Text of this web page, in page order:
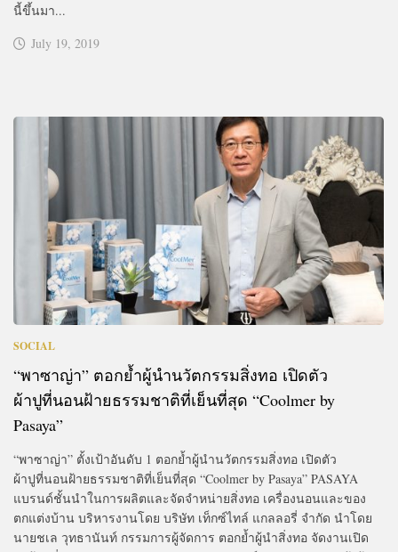
นี้ขึ้นมา...
July 19, 2019
SOCIAL
“พาซาญ่า” ตอกย้ำผู้นำนวัตกรรมสิ่งทอ เปิดตัว
ผ้าปูที่นอนฝ้ายธรรมชาติที่เย็นที่สุด “Coolmer by
Pasaya”
“พาซาญ่า” ตั้งเป้าอันดับ 1 ตอกย้ำผู้นำนวัตกรรมสิ่งทอ เปิดตัว
ผ้าปูที่นอนฝ้ายธรรมชาติที่เย็นที่สุด “Coolmer by Pasaya” PASAYA
แบรนด์ชั้นนำในการผลิตและจัดจำหน่ายสิ่งทอ เครื่องนอนและของ
ตกแต่งบ้าน บริหารงานโดย บริษัท เท็กซ์ไทล์ แกลลอรี่ จำกัด นำโดย
นายชเล วุทธานันท์ กรรมการผู้จัดการ ตอกย้ำผู้นำสิ่งทอ จัดงานเปิด